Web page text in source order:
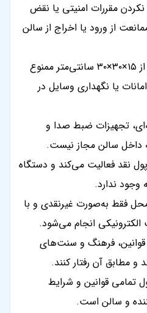
نکردن مقررات امنیتی یا نقض
از ورود یا اخراج از سالن
ورود کیف‌های بزرگ‌تر از ۱۵×۳۰×۳۰ سانتی‌متر ممنوع
یا نگهداری وسایل در
تجهیزات ضبط صدا و
داخل سالن مجاز نیست.
نقد فعالیت می‌کند و دستگاه
وجود ندارد.
فقط به‌صورت غیرنقدی و با
انجام می‌شود.
قوانین، فرهنگ و سنت‌های
و مطابق آن رفتار کنند.
تمامی قوانین و شرایط
و سالن است.